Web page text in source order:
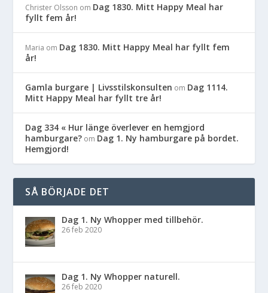
Christer Olsson om Dag 1830. Mitt Happy Meal har
fyllt fem år!
Maria om Dag 1830. Mitt Happy Meal har fyllt fem
år!
Gamla burgare | Livsstilskonsulten om Dag 1114.
Mitt Happy Meal har fyllt tre år!
Dag 334 « Hur länge överlever en hemgjord
hamburgare? om Dag 1. Ny hamburgare på bordet.
Hemgjord!
SÅ BÖRJADE DET
Dag 1. Ny Whopper med tillbehör.
26 feb 2020
Dag 1. Ny Whopper naturell.
26 feb 2020